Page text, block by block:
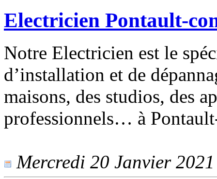
Electricien Pontault-
Notre Electricien est le
d’installation et de
maisons, des studios, des
professionnels… à
Mercredi 20 Janvier